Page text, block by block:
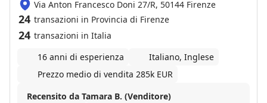
Via Anton Francesco Doni 27/R, 50144 Firenze
24 transazioni in Provincia di Firenze
24 transazioni in Italia
16 anni di esperienza
Italiano, Inglese
Prezzo medio di vendita 285k EUR
Recensito da Tamara B. (Venditore)